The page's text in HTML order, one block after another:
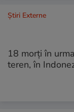
Știri Externe
18 morţi în
teren, în